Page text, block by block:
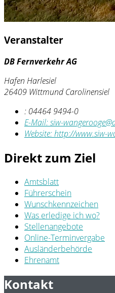
Veranstalter
DB Fernverkehr AG
Hafen Harlesiel
26409 Wittmund Carolinensiel
: 04464 9494-0
E-Mail:siw-
Website:http://www.siw-
Direkt zum Ziel
Amtsblatt
Führerschein
Wunschkennzeichen
Was erledige ich wo?
Stellenangebote
Online-Terminvergabe
Ausländerbehörde
Ehrenamt
Kontakt